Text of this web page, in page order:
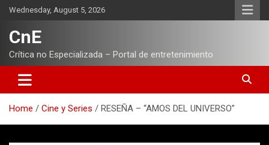
Skip
content
Wednesday, August 5, 2026
CnE
Crítica no Especializada – Portal de entretenimiento
Home Cine y Series RESEÑA – “AMOS DEL UNIVERSO”